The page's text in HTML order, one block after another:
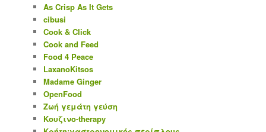
As Crisp As It Gets
cibusi
Cook & Click
Cook and Feed
Food 4 Peace
LaxanoKitsos
Madame Ginger
OpenFood
Ζωή γεμάτη γεύση
Κουζινο-therapy